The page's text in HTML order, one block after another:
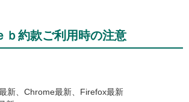
ｂ約款ご利用時の注意
新、Chrome最新、Firefox最新